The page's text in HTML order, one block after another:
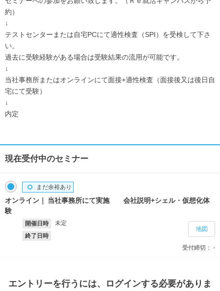
約）
↓
テストセンターまたは自宅PCにて適性検査（SPI）を受検して下さ
い。
過去に受験経験がある場合は受験結果の流用が可能です。
↓
当社事務所またはオンラインにて面接+適性検査（面接後又は後日自
宅にて受験）
↓
内定
現在受付中のセミナー
オンライン
当社事務所にて実施 会社説明+シェル・仮想化体
験
開催日時
未定
終了日時
まだ余裕あり
受付締切： -
地図
エントリーを行うには、ログインする必要がありま